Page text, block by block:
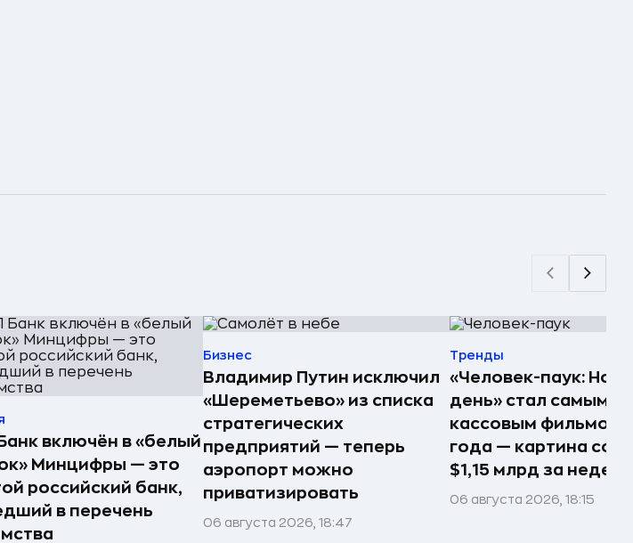
включён в «белый
Минцифры — это
российский банк,
в перечень
Бизнес
Владимир Путин исключил
«Шереметьево» из списка
стратегических
предприятий — теперь
аэропорт можно
приватизировать
06 августа 2026, 18:47
Тренды
«Человек-паук:
день» стал самым
кассовым фильмом
года — картина
$1,15 млрд за
06 августа 2026, 18:15